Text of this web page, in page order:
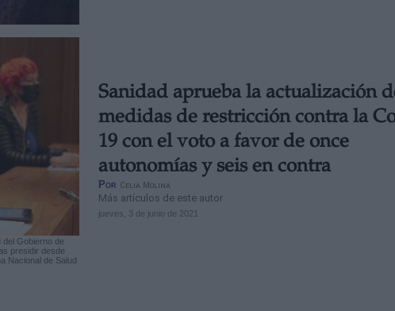
Gobierno de
presidir desde
Nacional de Salud
Sanidad aprueba la actualización
medidas de restricción contra la
19 con el voto a favor de once
autonomías y seis en contra
Por Celia Molina
Más artículos de este autor
jueves, 3 de junio de 2021